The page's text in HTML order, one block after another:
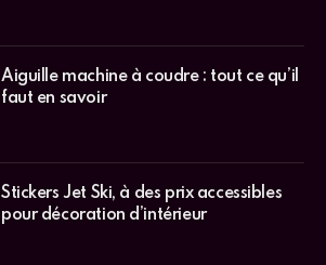
Aiguille machine à coudre : tout ce qu’il
faut en savoir
Stickers Jet Ski, à des prix accessibles
pour décoration d’intérieur